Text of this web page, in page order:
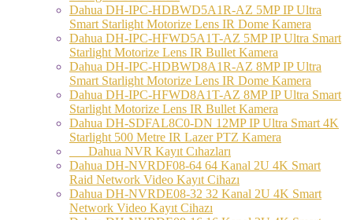
Dahua DH-IPC-HDBWD5A1R-AZ 5MP IP Ultra
Smart Starlight Motorize Lens IR Dome Kamera
Dahua DH-IPC-HFWD5A1T-AZ 5MP IP Ultra Smart
Starlight Motorize Lens IR Bullet Kamera
Dahua DH-IPC-HDBWD8A1R-AZ 8MP IP Ultra
Smart Starlight Motorize Lens IR Dome Kamera
Dahua DH-IPC-HFWD8A1T-AZ 8MP IP Ultra Smart
Starlight Motorize Lens IR Bullet Kamera
Dahua DH-SDFAL8C0-DN 12MP IP Ultra Smart 4K
Starlight 500 Metre IR Lazer PTZ Kamera
Dahua NVR Kayıt Cıhazları
Dahua DH-NVRDF08-64 64 Kanal 2U 4K Smart
Raid Network Video Kayıt Cihazı
Dahua DH-NVRDE08-32 32 Kanal 2U 4K Smart
Network Video Kayıt Cihazı